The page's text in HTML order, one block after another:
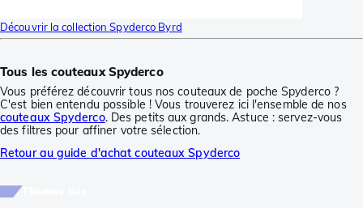
Découvrir la collection Spyderco Byrd
Tous les couteaux Spyderco
Vous préférez découvrir tous nos couteaux de poche Spyderco ?
C'est bien entendu possible ! Vous trouverez ici l'ensemble de nos
couteaux Spyderco. Des petits aux grands. Astuce : servez-vous
des filtres pour affiner votre sélection.
Retour au guide d'achat couteaux Spyderco